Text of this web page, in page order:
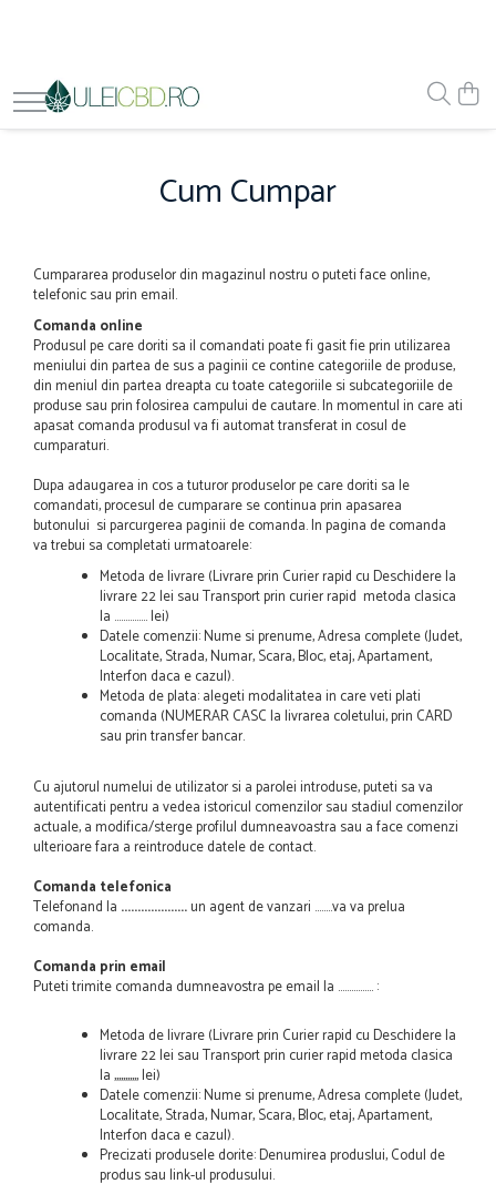
Cum Cumpar
Cumpararea produselor din magazinul nostru o puteti face online,
telefonic sau prin email.
Comanda online
Produsul pe care doriti sa il comandati poate fi gasit fie prin utilizarea
meniului din partea de sus a paginii ce contine categoriile de produse,
din meniul din partea dreapta cu toate categoriile si subcategoriile de
produse sau prin folosirea campului de cautare. In momentul in care ati
apasat comanda produsul va fi automat transferat in cosul de
cumparaturi.
Dupa adaugarea in cos a tuturor produselor pe care doriti sa le
comandati, procesul de cumparare se continua prin apasarea
butonului si parcurgerea paginii de comanda. In pagina de comanda
va trebui sa completati urmatoarele:
Metoda de livrare (Livrare prin Curier rapid cu Deschidere la
livrare 22 lei sau Transport prin curier rapid metoda clasica
la ............... lei)
Datele comenzii: Nume si prenume, Adresa complete (Judet,
Localitate, Strada, Numar, Scara, Bloc, etaj, Apartament,
Interfon daca e cazul).
Metoda de plata: alegeti modalitatea in care veti plati
comanda (NUMERAR CASC la livrarea coletului, prin CARD
sau prin transfer bancar.
Cu ajutorul numelui de utilizator si a parolei introduse, puteti sa va
autentificati pentru a vedea istoricul comenzilor sau stadiul comenzilor
actuale, a modifica/sterge profilul dumneavoastra sau a face comenzi
ulterioare fara a reintroduce datele de contact.
Comanda telefonica
Telefonand la ....................un agent de vanzari ........va va prelua
comanda.
Comanda prin email
Puteti trimite comanda dumneavostra pe email la ................ :
Metoda de livrare (Livrare prin Curier rapid cu Deschidere la
livrare 22 lei sau Transport prin curier rapid metoda clasica
la ,,,,,,,,,,, lei)
Datele comenzii: Nume si prenume, Adresa complete (Judet,
Localitate, Strada, Numar, Scara, Bloc, etaj, Apartament,
Interfon daca e cazul).
Precizati produsele dorite: Denumirea produslui, Codul de
produs sau link-ul produsului.